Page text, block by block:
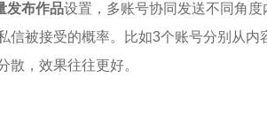
发布作品设置，多账号协同发送不同角度
信被接受的概率。比如3个账号分别从
散，效果往往更好。